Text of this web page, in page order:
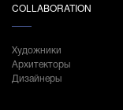
COLLABORATION
Художники
Архитекторы
Дизайнеры